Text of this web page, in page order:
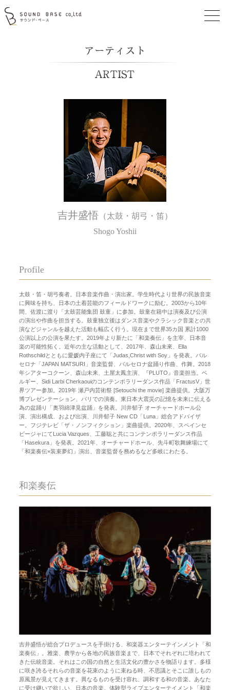
吉井盛悟（太鼓・胡弓・笛）
Shogo Yoshii
Profile
太鼓・笛・胡弓奏者。日本音楽作曲・演出家。学生時代より世界の民族音楽
に興味を持ち、日本の土着芸能のフィールドワークに励む。2003から10年
間、佐渡に渡り「太鼓芸能集団 鼓童」に参加。鼓童在籍中は演奏及び公演
の演出や作曲を担当する。鼓童独立後はダンス音楽やクラシック音楽との共
演などジャンルを越えた活動も幅広く行う。現在まで世界35カ国 累計1000
公演以上の公演を果たす。2019年より新たに「和楽奏伝」を主宰、日本音
楽の可能性拓く。近年の主な活動として、2017年、森山未來、Ella
Rothschildとともに愛媛内子座にて「Judas,Christ with Soy」を発表。バル
セロナ「JAPAN MATSURI」音楽監督、バルセロナ盆踊り作曲、作舞。2018
年シアターコクーン、森山未来、土屋太鳳主演、『PLUTO』音楽担当。ベ
ルギー、Sidi Larbi Cherkaouiのコンテンポラリーダンス作品「FractusV」世
界ツアー参加。2019年 瀬戸内芸術祭 [Setouchi the movie] 楽曲提供。大阪万
博プレゼンテーション、パリでの演奏。東日本大震災の記憶を未来に伝える
為の盆踊り「奥羽綿津見盆踊」を発表。川井郁子 オーチャードホール公
演、演出構成、および出演、川井郁子 New CD「Luna」総合アドバイザ
ー。フジテレビ「ザ・ノンフィクション」楽曲提供。2020年、スペインセ
ビージャにてLucia Vazques、工藤聡と共にコンテンポラリーダンス作品
「Hasekura」を発表。2021年、オーチャードホール、先斗町歌舞練場にて
「和楽奏伝×装束夢幻」演出、音楽監督を務めるなど多岐にわたる。
和楽奏伝
吉井盛悟が総合プロデュースを手掛ける、和楽器エンターテインメント「和
楽奏伝」。雅楽、農学から各地の民族音楽まで、日本でそれぞれに培われて
きた伝統音楽。それはこの国の自然と生活文化の豊かさを物語ります。多様
に咲き誇るそれらの音楽を花束のように束ねる時、不思議とそこに誰しもの
原風景が見えてきます。異なるものを受け容れ、調和する和の音楽。あなた
に受け継いで欲しい、日本の音楽。体験型ライブエンターテイメント「和楽